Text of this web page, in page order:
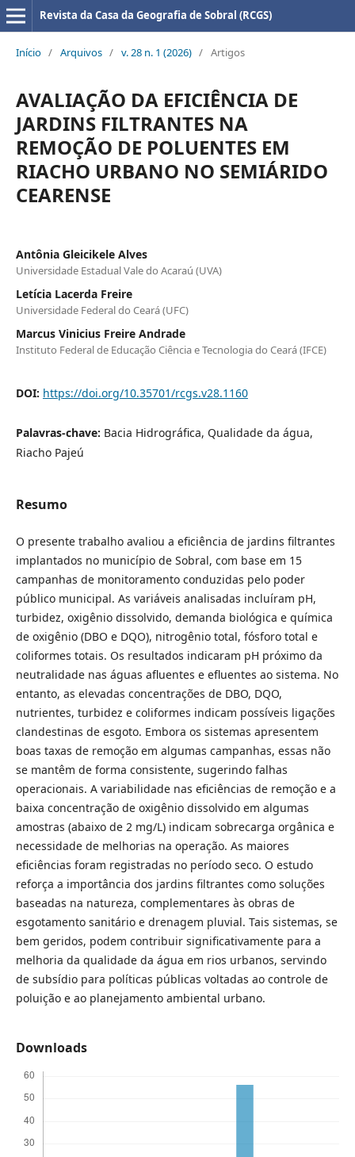
Revista da Casa da Geografia de Sobral (RCGS)
Início / Arquivos / v. 28 n. 1 (2026) / Artigos
AVALIAÇÃO DA EFICIÊNCIA DE
JARDINS FILTRANTES NA
REMOÇÃO DE POLUENTES EM
RIACHO URBANO NO SEMIÁRIDO
CEARENSE
Antônia Gleicikele Alves
Universidade Estadual Vale do Acaraú (UVA)
Letícia Lacerda Freire
Universidade Federal do Ceará (UFC)
Marcus Vinicius Freire Andrade
Instituto Federal de Educação Ciência e Tecnologia do Ceará (IFCE)
DOI: https://doi.org/10.35701/rcgs.v28.1160
Palavras-chave: Bacia Hidrográfica, Qualidade da água,
Riacho Pajeú
Resumo
O presente trabalho avaliou a eficiência de jardins filtrantes
implantados no município de Sobral, com base em 15
campanhas de monitoramento conduzidas pelo poder
público municipal. As variáveis analisadas incluíram pH,
turbidez, oxigênio dissolvido, demanda biológica e química
de oxigênio (DBO e DQO), nitrogênio total, fósforo total e
coliformes totais. Os resultados indicaram pH próximo da
neutralidade nas águas afluentes e efluentes ao sistema. No
entanto, as elevadas concentrações de DBO, DQO,
nutrientes, turbidez e coliformes indicam possíveis ligações
clandestinas de esgoto. Embora os sistemas apresentem
boas taxas de remoção em algumas campanhas, essas não
se mantêm de forma consistente, sugerindo falhas
operacionais. A variabilidade nas eficiências de remoção e a
baixa concentração de oxigênio dissolvido em algumas
amostras (abaixo de 2 mg/L) indicam sobrecarga orgânica e
necessidade de melhorias na operação. As maiores
eficiências foram registradas no período seco. O estudo
reforça a importância dos jardins filtrantes como soluções
baseadas na natureza, complementares às obras de
esgotamento sanitário e drenagem pluvial. Tais sistemas, se
bem geridos, podem contribuir significativamente para a
melhoria da qualidade da água em rios urbanos, servindo
de subsídio para políticas públicas voltadas ao controle de
poluição e ao planejamento ambiental urbano.
Downloads